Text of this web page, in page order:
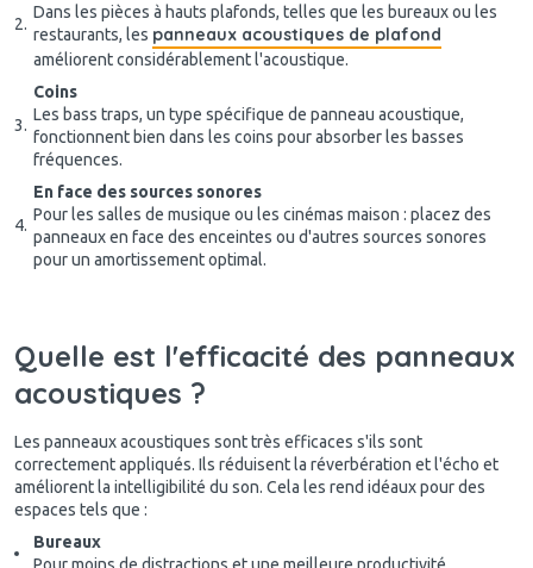
Dans les pièces à hauts plafonds, telles que les bureaux ou les
restaurants, les panneaux acoustiques de plafond
améliorent considérablement l'acoustique.
Coins
Les bass traps, un type spécifique de panneau acoustique,
fonctionnent bien dans les coins pour absorber les basses
fréquences.
En face des sources sonores
Pour les salles de musique ou les cinémas maison : placez des
panneaux en face des enceintes ou d'autres sources sonores
pour un amortissement optimal.
Quelle est l'efficacité des panneaux
acoustiques ?
Les panneaux acoustiques sont très efficaces s'ils sont
correctement appliqués. Ils réduisent la réverbération et l'écho et
améliorent la intelligibilité du son. Cela les rend idéaux pour des
espaces tels que :
Bureaux